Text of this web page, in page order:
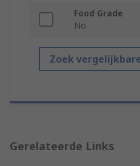
Food Grade
No
Zoek
Gerelateerde Links